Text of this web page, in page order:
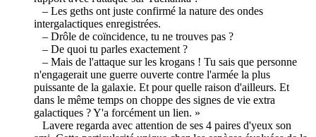
– Les geths ont juste confirmé la nature des ondes
intergalactiques enregistrées.
– Drôle de coïncidence, tu ne trouves pas ?
– De quoi tu parles exactement ?
– Mais de l'attaque sur les krogans ! Tu sais que personne
n'engagerait une guerre ouverte contre l'armée la plus
puissante de la galaxie. Et pour quelle raison d'ailleurs. Et
dans le même temps on choppe des signes de vie extra
galactiques ? Y'a forcément un lien. »
Lavere regarda avec attention de ses 4 paires d'yeux son